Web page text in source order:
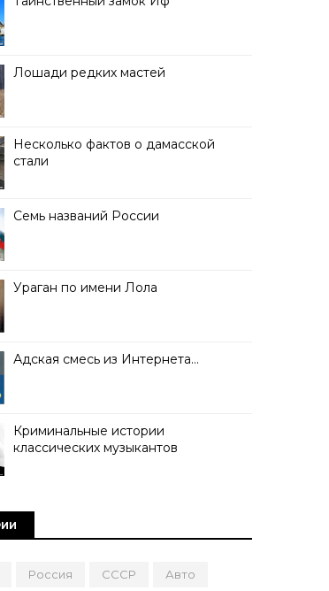
Лошади редких мастей
Несколько фактов о дамасской
стали
Семь названий России
Ураган по имени Лола
Адская смесь из Интернета…
Криминальные истории
классических музыкантов
Россия СССР Авто